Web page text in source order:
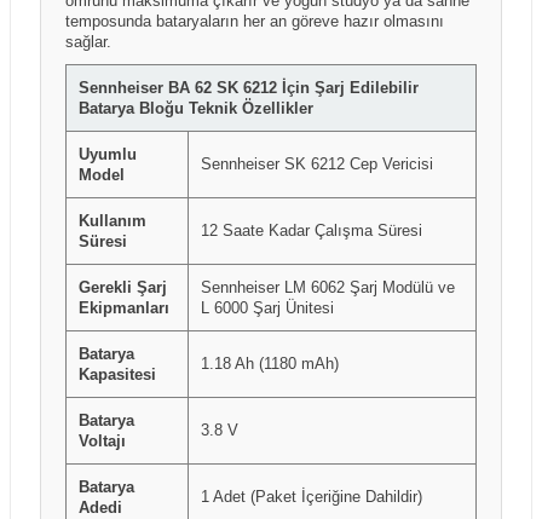
temposunda bataryaların her an göreve hazır olmasını
sağlar.
Sennheiser BA 62 SK 6212 İçin Şarj Edilebilir
Batarya Bloğu Teknik Özellikler
Uyumlu
Model
Sennheiser SK 6212 Cep Vericisi
Kullanım
Süresi
12 Saate Kadar Çalışma Süresi
Gerekli Şarj
Ekipmanları
Sennheiser LM 6062 Şarj Modülü ve
L 6000 Şarj Ünitesi
Batarya
Kapasitesi
1.18 Ah (1180 mAh)
Batarya
Voltajı
3.8 V
Batarya
Adedi
1 Adet (Paket İçeriğine Dahildir)